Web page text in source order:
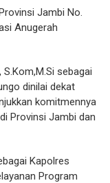
Jambi No.
Anugerah
sebagai
dinilai dekat
komitmennya
Provinsi Jambi dan
Kapolres
Program